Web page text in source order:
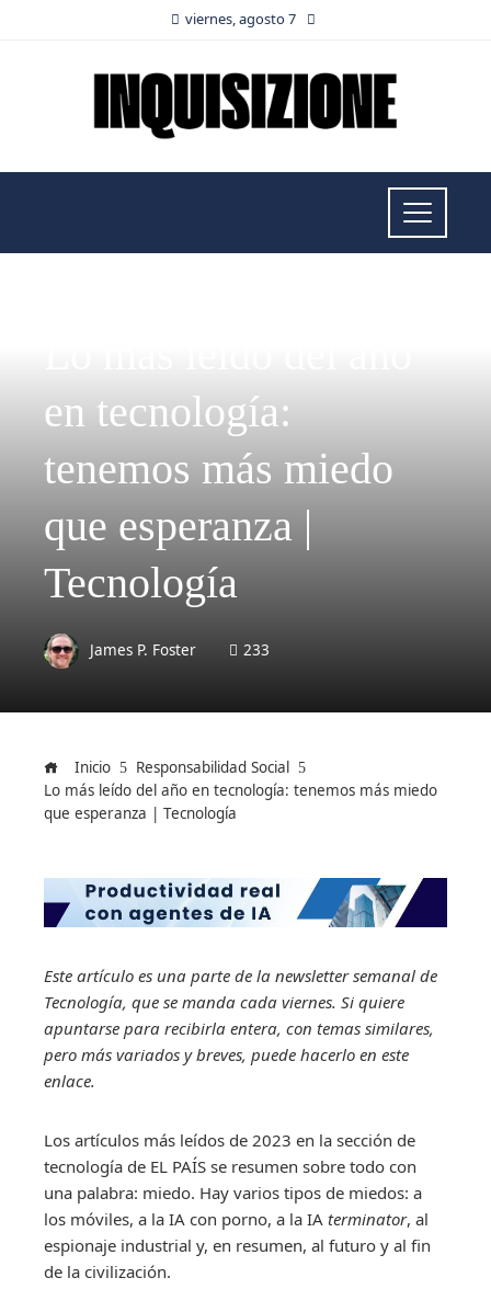
viernes, agosto 7
en tecnología:
tenemos más miedo
que esperanza |
Tecnología
James P. Foster 233
Inicio
Responsabilidad Social
Lo más leído del año en tecnología: tenemos más miedo
que esperanza | Tecnología
Este artículo es una parte de la newsletter semanal de
Tecnología, que se manda cada viernes. Si quiere
apuntarse para recibirla entera, con temas similares,
pero más variados y breves, puede hacerlo en este
enlace.
Los artículos más leídos de 2023 en la sección de
tecnología de EL PAÍS se resumen sobre todo con
una palabra: miedo. Hay varios tipos de miedos: a
los móviles, a la IA con porno, a la IA terminator, al
espionaje industrial y, en resumen, al futuro y al fin
de la civilización.